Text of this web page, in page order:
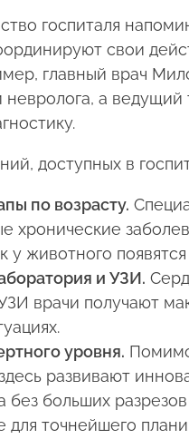
госпиталя
свои
главный врач
невролога, а
доступных в
по возрасту.
хронические
у животного
и УЗИ.
врачи получают
уровня.
развивают
без больших
для точнейшего